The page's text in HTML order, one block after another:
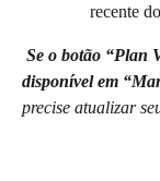
recente
Se o botão “Plan
disponível em
precise atualizar